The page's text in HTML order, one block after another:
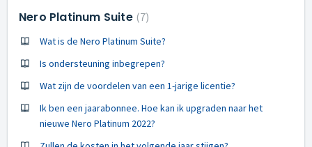
Nero Platinum Suite 7
Wat is de Nero Platinum Suite?
Is ondersteuning inbegrepen?
Wat zijn de voordelen van een 1-jarige licentie?
Ik ben een jaarabonnee. Hoe kan ik upgraden naar het
nieuwe Nero Platinum 2022?